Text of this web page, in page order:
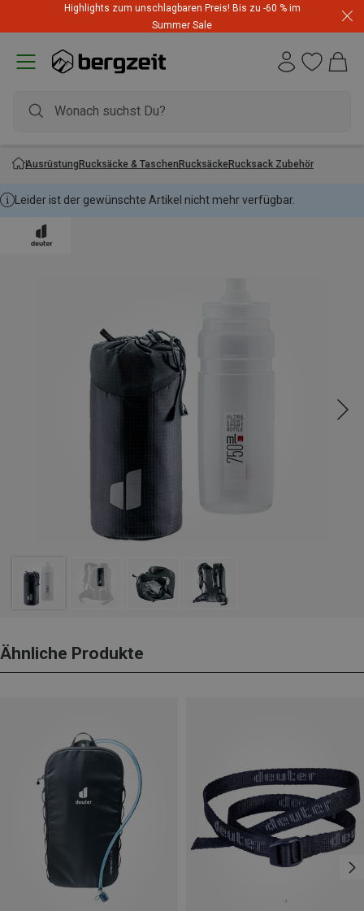
Highlights zum unschlagbaren Preis! Bis zu -60 % im
Summer Sale
AusrüstungRucksäcke & TaschenRucksäckeRucksack Zubehör
Leider ist der gewünschte Artikel nicht mehr verfügbar.
Ähnliche Produkte